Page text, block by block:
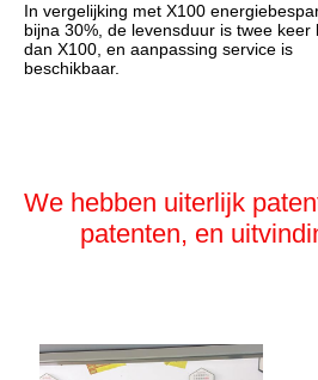
In vergelijking met X100
bijna 30%, de levensduur is twee keer
dan X100, en aanpassing service is
beschikbaar.
We hebben uiterlijk
patenten, en